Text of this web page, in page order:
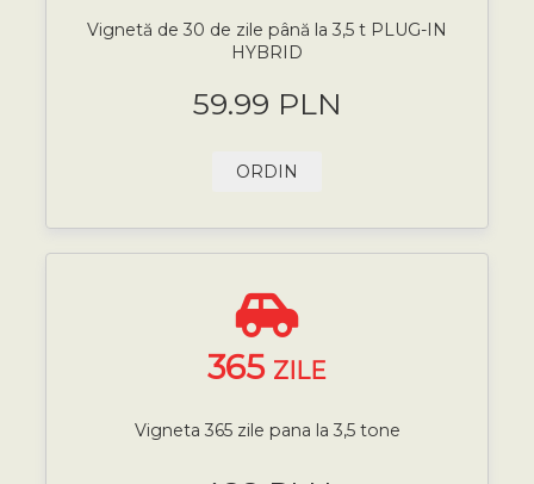
Vignetă de 30 de zile până la 3,5 t PLUG-IN
HYBRID
59.99 PLN
ORDIN
365 ZILE
Vigneta 365 zile pana la 3,5 tone